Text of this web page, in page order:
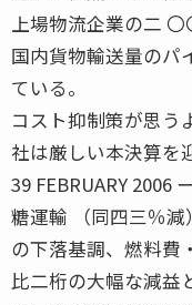
上場物流企業の二
国内貨物輸送量のパ
ている。
コスト抑制策が思う
社は厳しい本決算を
39 FEBRUARY 2006
糖運輸 （同四三％
の下落基調、燃料費
比二桁の大幅な減益